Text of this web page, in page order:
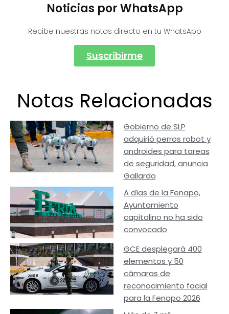
Noticias por WhatsApp
Recibe nuestras notas directo en tu WhatsApp
Suscribirme
Notas Relacionadas
Gobierno de SLP
adquirió perros robot y
androides para tareas
de seguridad, anuncia
Gallardo
A días de la Fenapo,
Ayuntamiento
capitalino no ha sido
convocado
GCE desplegará 400
elementos y 50
cámaras de
reconocimiento facial
para la Fenapo 2026